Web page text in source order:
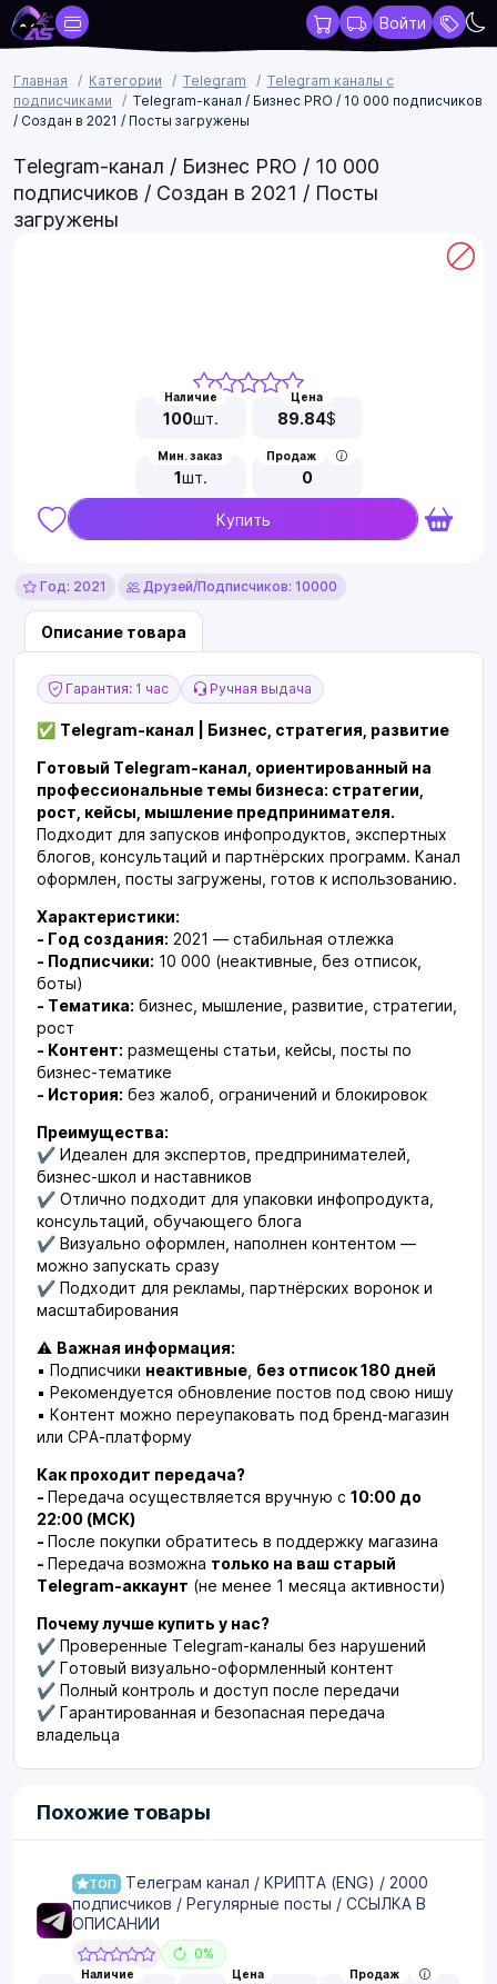
Войти
Главная Категории Telegram
Telegram каналы с
подписчиками
Telegram-канал / Бизнес PRO / 10 000 подписчиков
/ Создан в 2021 / Посты загружены
Telegram-канал / Бизнес PRO / 10 000
подписчиков / Создан в 2021 / Посты
загружены
Наличие
100шт.
Цена
89.84$
Мин. заказ
1шт.
Продаж
0
Купить
Год: 2021 Друзей/Подписчиков: 10000
Описание товара
Гарантия: 1 час Ручная выдача
✅ Telegram-канал | Бизнес, стратегия, развитие
Готовый Telegram-канал, ориентированный на
профессиональные темы бизнеса: стратегии,
рост, кейсы, мышление предпринимателя.
Подходит для запусков инфопродуктов, экспертных
блогов, консультаций и партнёрских программ. Канал
оформлен, посты загружены, готов к использованию.
Характеристики:
- Год создания: 2021 — стабильная отлежка
- Подписчики: 10 000 (неактивные, без отписок,
боты)
- Тематика: бизнес, мышление, развитие, стратегии,
рост
- Контент: размещены статьи, кейсы, посты по
бизнес-тематике
- История: без жалоб, ограничений и блокировок
Преимущества:
✔ Идеален для экспертов, предпринимателей,
бизнес-школ и наставников
✔ Отлично подходит для упаковки инфопродукта,
консультаций, обучающего блога
✔ Визуально оформлен, наполнен контентом —
можно запускать сразу
✔ Подходит для рекламы, партнёрских воронок и
масштабирования
⚠ Важная информация:
▪ Подписчики неактивные без отписок 180 дней
▪ Рекомендуется обновление постов под свою нишу
▪ Контент можно переупаковать под бренд-магазин
или CPA-платформу
Как проходит передача?
- Передача осуществляется вручную с 10:00 до
22:00 (МСК)
- После покупки обратитесь в поддержку магазина
- Передача возможна только на ваш старый
Telegram-аккаунт (не менее 1 месяца активности)
Почему лучше купить у нас?
✔ Проверенные Telegram-каналы без нарушений
✔ Готовый визуально-оформленный контент
✔ Полный контроль и доступ после передачи
✔ Гарантированная и безопасная передача
владельца
Похожие товары
ТОП
Телеграм канал / КРИПТА (ENG) / 2000
подписчиков / Регулярные посты / ССЫЛКА В
ОПИСАНИИ
0%
Наличие Цена Продаж